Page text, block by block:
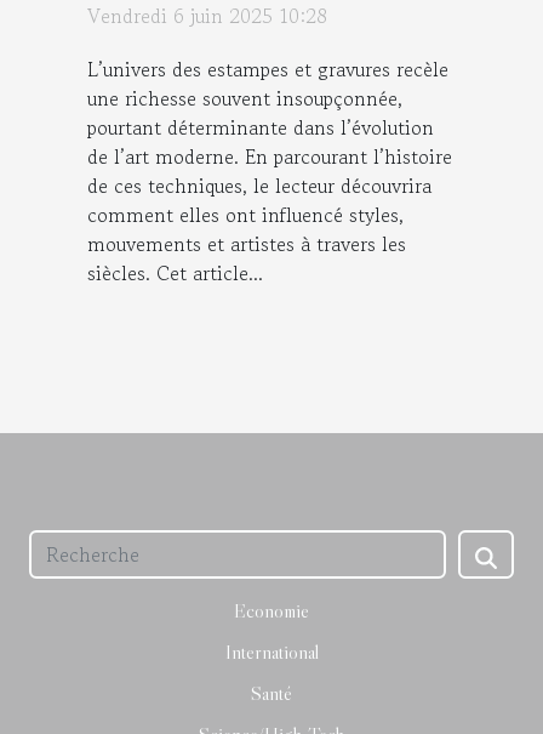
Vendredi 6 juin 2025 10:28
L’univers des estampes et gravures recèle
une richesse souvent insoupçonnée,
pourtant déterminante dans l’évolution
de l’art moderne. En parcourant l’histoire
de ces techniques, le lecteur découvrira
comment elles ont influencé styles,
mouvements et artistes à travers les
siècles. Cet article...
Economie
International
Santé